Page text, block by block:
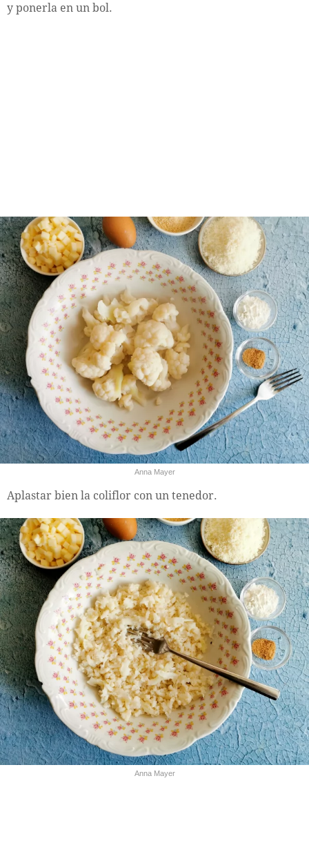
y ponerla en un bol.
Anna Mayer
Aplastar bien la coliflor con un tenedor.
Anna Mayer